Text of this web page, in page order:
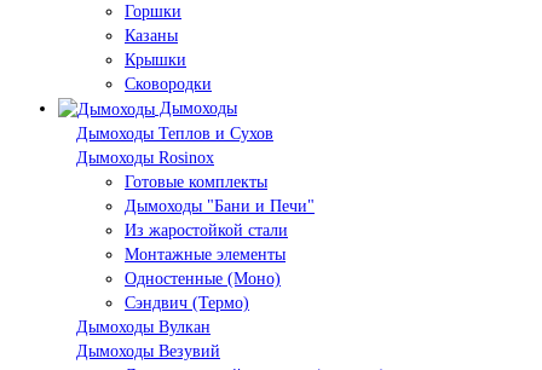
Горшки
Казаны
Крышки
Сковородки
Дымоходы
Дымоходы Теплов и Сухов
Дымоходы Rosinox
Готовые комплекты
Дымоходы "Бани и Печи"
Из жаростойкой стали
Монтажные элементы
Одностенные (Моно)
Сэндвич (Термо)
Дымоходы Вулкан
Дымоходы Везувий